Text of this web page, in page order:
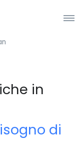
in
di